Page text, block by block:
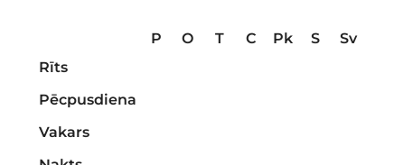
P O T C Pk S
Sv
Rīts
Pēcpusdiena
Vakars